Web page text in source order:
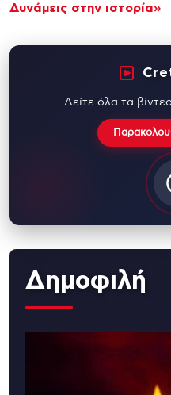
Δυνάμεις στην ιστορία»
Δείτε όλα τα
Δημοφιλή